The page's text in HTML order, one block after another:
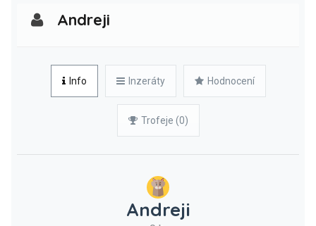
Andreji
Info Inzeráty Hodnocení
Trofeje (0)
Andreji